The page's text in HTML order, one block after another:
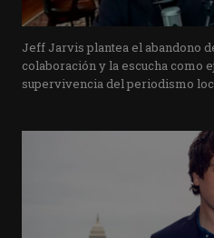
Jeff Jarvis plantea el abandono
colaboración y la escucha como
supervivencia del periodismo